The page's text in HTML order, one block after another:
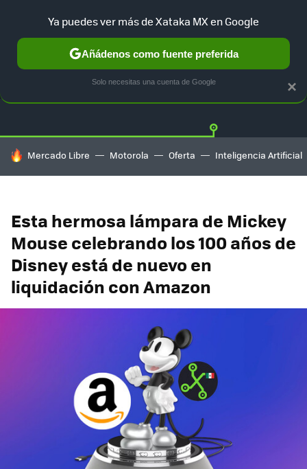
GUÍA DE COMPRAS MERCADO LIBRE
HOY SE HABLA DE
Mercado Libre Motorola Oferta Inteligencia Artificial
Esta hermosa lámpara de Mickey
Mouse celebrando los 100 años de
Disney está de nuevo en
liquidación con Amazon
×
Ya puedes ver más de Xataka MX en Google
Añádenos como fuente preferida
Solo necesitas una cuenta de Google